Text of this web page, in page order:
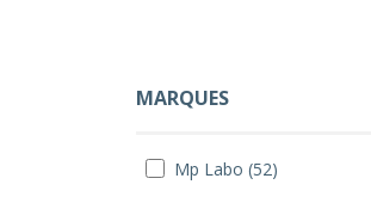
MARQUES
Mp Labo (52)